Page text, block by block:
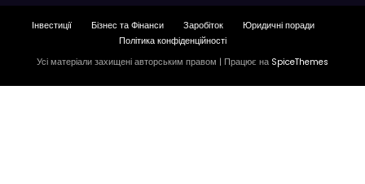
Інвестиції Бізнес та Фінанси Заробіток
Юридичні поради
Політика конфіденційності
Усі матеріали захищені авторським правом | Працює на SpiceThemes